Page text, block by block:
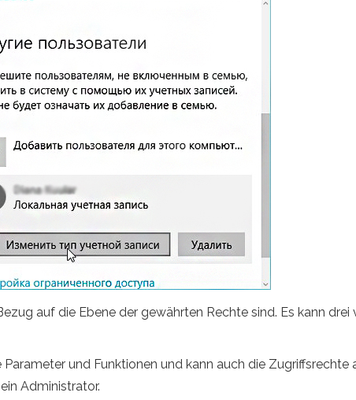
auf die Ebene der gewährten Rechte sind. Es kann drei
und Funktionen und kann auch die Zugriffsrechte
Administrator.